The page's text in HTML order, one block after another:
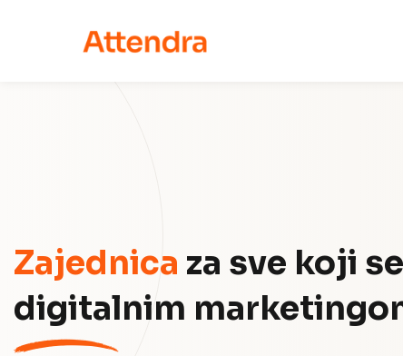
Zajednica za sve koji
digitalnim